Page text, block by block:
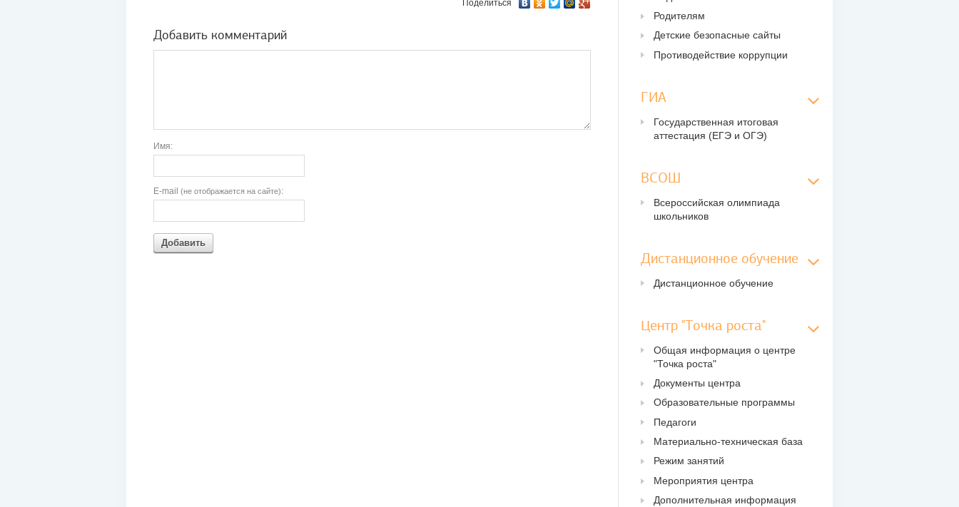
Поделиться
Добавить комментарий
Имя:
E-mail (не отображается на сайте):
Добавить
Родителям
Детские безопасные сайты
Противодействие коррупции
ГИА
Государственная итоговая
аттестация (ЕГЭ и ОГЭ)
ВСОШ
Всероссийская олимпиада
школьников
Дистанционное обучение
Дистанционное обучение
Центр "Точка роста"
Общая информация о центре
"Точка роста"
Документы центра
Образовательные программы
Педагоги
Материально-техническая база
Режим занятий
Мероприятия центра
Дополнительная информация